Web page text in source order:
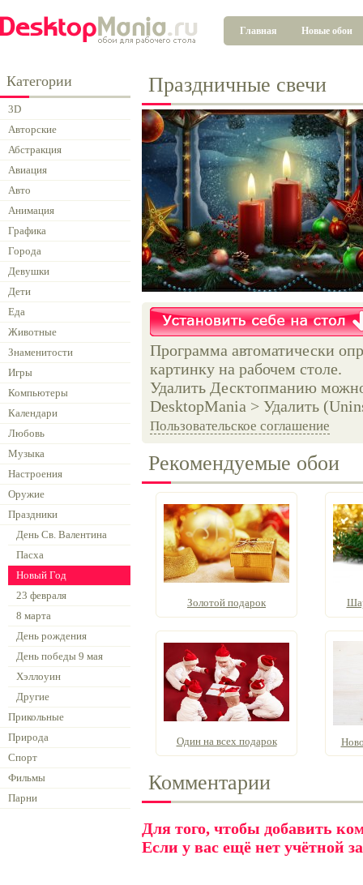
Главная Новые обои
Категории
3D
Авторские
Абстракция
Авиация
Авто
Анимация
Графика
Города
Девушки
Дети
Еда
Животные
Знаменитости
Игры
Компьютеры
Календари
Любовь
Музыка
Настроения
Оружие
Праздники
День Св. Валентина
Пасха
Новый Год
23 февраля
8 марта
День рождения
День победы 9 мая
Хэллоуин
Другие
Прикольные
Природа
Спорт
Фильмы
Парни
Праздничные свечи
Программа автоматически
картинку на рабочем столе.
Удалить Десктопманию
DesktopMania > Удалить
Пользовательское соглашение
Рекомендуемые обои
Золотой подарок
Один на всех подарок
Комментарии
Для того, чтобы добавить
Если у вас ещё нет учётной